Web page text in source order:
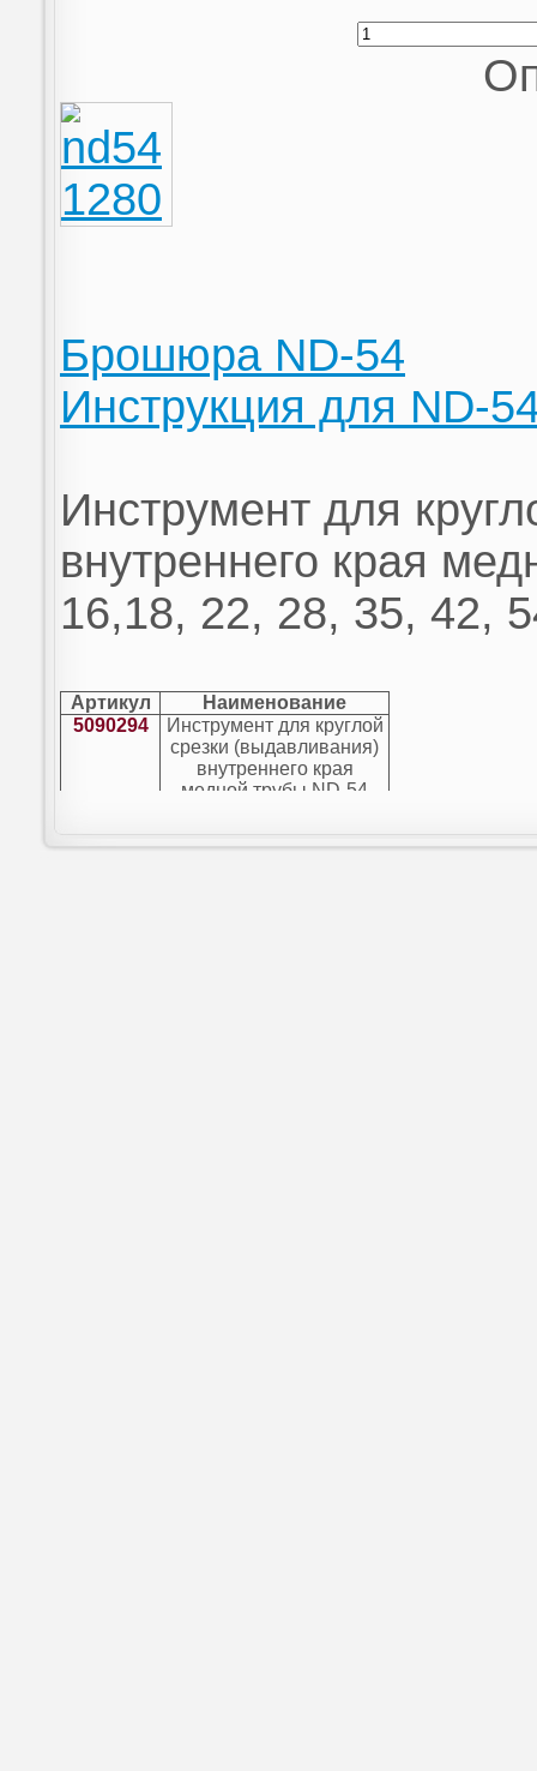
Брошюра ND-54
Инструкция для ND-
Инструмент для
внутреннего края
16,18, 22, 28, 35, 42,
Артикул
Наименование
5090294
Инструмент для круглой
срезки (выдавливания)
внутреннего края
медной трубы ND-54